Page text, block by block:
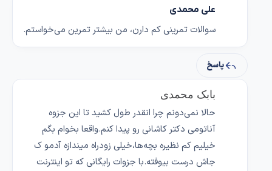
علی محمدی
سوالات تمرینی کم دارن، من بیشتر تمرین می‌خواستم.
پاسخ
بابک محمدی
حالا نمی‌دونم چرا انقدر طول کشید تا این جزوه
آناتومی دکتر کاشانی رو پیدا کنم.واقعا بخوام بگم
خیلیم کم نظیره بچه‌ها،خیلی زودراه میندازه آدمو ک
جاش درست بیوفته.با جزوات رایگانی که تو اینترنت